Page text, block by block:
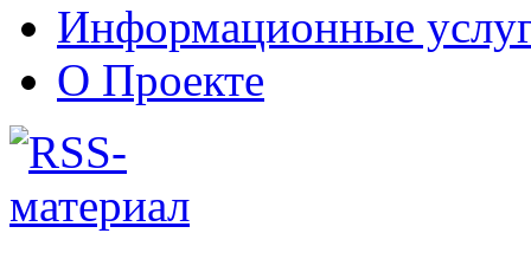
Информационные
О Проекте